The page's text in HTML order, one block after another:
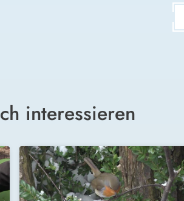
interessieren